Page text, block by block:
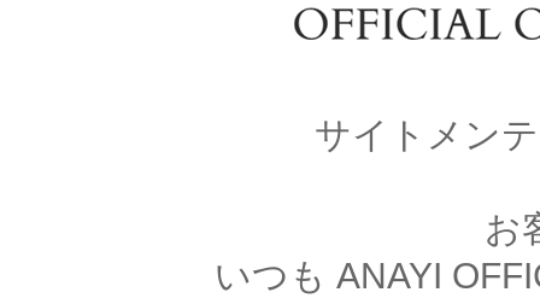
サイトメン
お
いつも ANAYI